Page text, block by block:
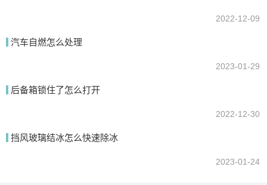
2022-12-09
汽车自燃怎么处理
2023-01-29
后备箱锁住了怎么打开
2022-12-30
挡风玻璃结冰怎么快速除冰
2023-01-24